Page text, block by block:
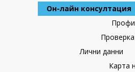
Он-лайн консултация
Лични данни
Карта